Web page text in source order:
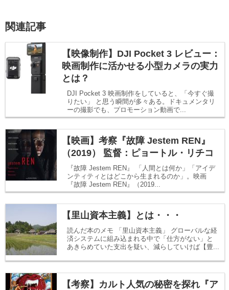
関連記事
【映像制作】DJI Pocket 3 レビュー：
映画制作に活かせる小型カメラの実力
とは？
DJI Pocket 3 映画制作をしていると、「今すぐ撮
りたい」 と思う瞬間が多々ある。ドキュメンタリ
ーの撮影でも、プロモーション動画で...
【映画】考察『故障 Jestem REN』
（2019） 監督：ピョートル・リチコ
『故障 Jestem REN』 「人間とは何か」「アイデ
ンティティとはどこから生まれるのか」。映画
『故障 Jestem REN』（2019...
【里山資本主義】とは・・・
読んだ本のメモ 「里山資本主義」 グローバルな経
済システムに組み込まれる中で「仕方がない」と
あきらめていた支出を疑い、減らしていけば【豊...
【考察】カルト人気の秘密を探れ『ア